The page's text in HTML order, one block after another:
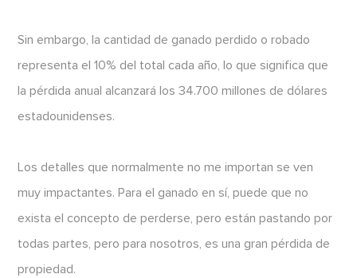
Sin embargo, la cantidad de ganado perdido o robado
representa el 10% del total cada año, lo que significa que
la pérdida anual alcanzará los 34.700 millones de dólares
estadounidenses.
Los detalles que normalmente no me importan se ven
muy impactantes. Para el ganado en sí, puede que no
exista el concepto de perderse, pero están pastando por
todas partes, pero para nosotros, es una gran pérdida de
propiedad.